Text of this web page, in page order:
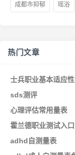
成都市抑郁 瑶浴
热门文章
士兵职业基本适应
sds测评
心理评估常用量表
霍兰德职业测试入
adhd自测量表